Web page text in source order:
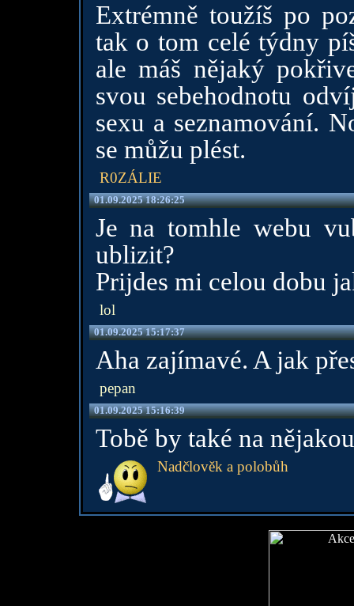
Extrémně toužíš po
tak o tom celé týdny
ale máš nějaký
svou sebehodnotu
sexu a seznamování.
se můžu plést.
R0ZÁLIE
01.09.2025 18:26:25
Je na tomhle webu
ublizit?
Prijdes mi celou dobu
lol
01.09.2025 15:17:37
Aha zajímavé. A jak
pepan
01.09.2025 15:16:39
Tobě by také na
Nadčlověk a polobůh